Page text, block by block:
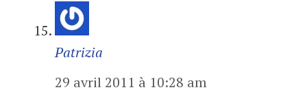
Patrizia
29 avril 2011 à 10:28 am